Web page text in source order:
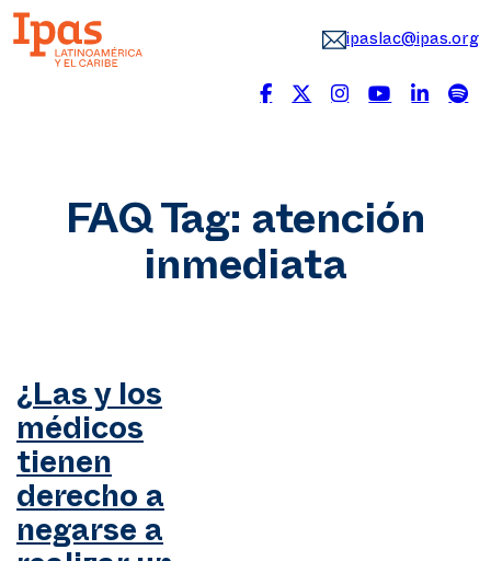
ipaslac@ipas.org
FAQ Tag: atención
inmediata
¿Las y los
médicos
tienen
derecho a
negarse a